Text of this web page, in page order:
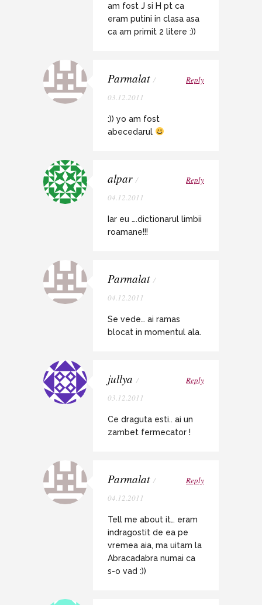
am fost J si H pt ca
eram putini in clasa asa
ca am primit 2 litere :))
Parmalat /
03.12.2011
Reply
:)) yo am fost
abecedarul
alpar /
04.12.2011
Reply
Iar eu ….dictionarul limbii
roamane!!!
Parmalat /
04.12.2011
Se vede… ai ramas
blocat in momentul ala.
jullya /
03.12.2011
Reply
Ce draguta esti.. ai un
zambet fermecator !
Parmalat /
04.12.2011
Reply
Tell me about it… eram
indragostit de ea pe
vremea aia, ma uitam la
Abracadabra numai ca
s-o vad :))